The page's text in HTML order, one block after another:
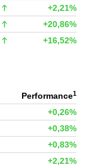
+2,21%
+20,86%
+16,52%
Performance1
+0,26%
+0,38%
+0,83%
+2,21%